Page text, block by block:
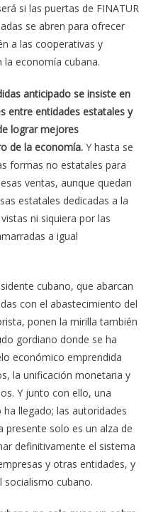
si las puertas de FINATUR
se abren para ofrecer
a las cooperativas y
la economía cubana.
anticipado se insiste en
entre entidades estatales y
lograr mejores
de la economía.Y hasta se
formas no estatales para
ventas, aunque quedan
estatales dedicadas a la
ni siquiera por las
a igual
cubano, que abarcan
con el abastecimiento del
ponen la mirilla también
gordiano donde se ha
económico emprendida
la unificación monetaria y
Y junto con ello, una
llegado; las autoridades
presente solo es un alza de
definitivamente el sistema
y otras entidades, y
socialismo cubano.